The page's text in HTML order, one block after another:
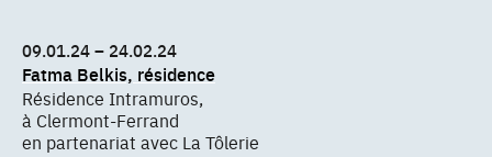
09.01.24 – 24.02.24
Fatma Belkis, résidence
Résidence Intramuros,
à Clermont-Ferrand
en partenariat avec La Tôlerie